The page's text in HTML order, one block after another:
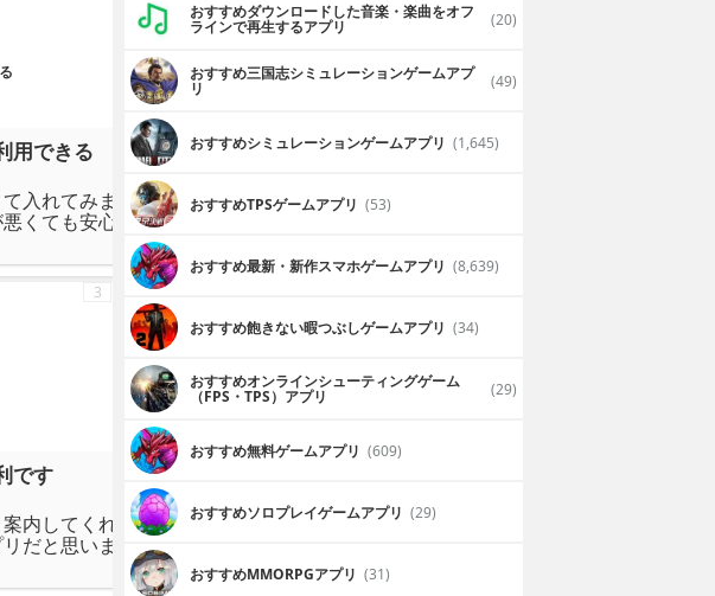
用できる
入れてみました。オフラインでも使
くても安心できます。
圏外もOKなナビはドライブに便利！
山道に入ると圏外になりがちなのでオ
3
です
内してくれますし、ドライバーには
だと思いました。
2019年6月18日
普通のナビだと誘導されてしまう細道
がんちゃん
おすすめダウンロードした音楽・楽曲をオフ
ラインで再生するアプリ (20)
おすすめ三国志シミュレーションゲームアプ
リ (49)
おすすめシミュレーションゲームアプリ (1,645)
おすすめTPSゲームアプリ (53)
おすすめ最新・新作スマホゲームアプリ (8,639)
おすすめ飽きない暇つぶしゲームアプリ (34)
おすすめオンラインシューティングゲーム
（FPS・TPS）アプリ (29)
おすすめ無料ゲームアプリ (609)
おすすめソロプレイゲームアプリ (29)
おすすめ MMORPGアプリ (31)